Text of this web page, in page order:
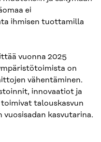
ei
ihmisen tuottamilla
vuonna 2025
on
vähentäminen.
innovaatiot ja
talouskasvun
kasvutarina.